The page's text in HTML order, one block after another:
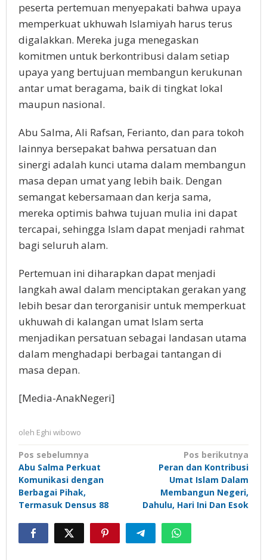
peserta pertemuan menyepakati bahwa upaya
memperkuat ukhuwah Islamiyah harus terus
digalakkan. Mereka juga menegaskan
komitmen untuk berkontribusi dalam setiap
upaya yang bertujuan membangun kerukunan
antar umat beragama, baik di tingkat lokal
maupun nasional.
Abu Salma, Ali Rafsan, Ferianto, dan para tokoh
lainnya bersepakat bahwa persatuan dan
sinergi adalah kunci utama dalam membangun
masa depan umat yang lebih baik. Dengan
semangat kebersamaan dan kerja sama,
mereka optimis bahwa tujuan mulia ini dapat
tercapai, sehingga Islam dapat menjadi rahmat
bagi seluruh alam.
Pertemuan ini diharapkan dapat menjadi
langkah awal dalam menciptakan gerakan yang
lebih besar dan terorganisir untuk memperkuat
ukhuwah di kalangan umat Islam serta
menjadikan persatuan sebagai landasan utama
dalam menghadapi berbagai tantangan di
masa depan.
[Media-AnakNegeri]
oleh Eghi wibowo
Navigasi
pos
Pos sebelumnya
Abu Salma Perkuat
Komunikasi dengan
Berbagai Pihak,
Termasuk Densus 88
Pos berikutnya
Peran dan Kontribusi
Umat Islam Dalam
Membangun Negeri,
Dahulu, Hari Ini Dan Esok